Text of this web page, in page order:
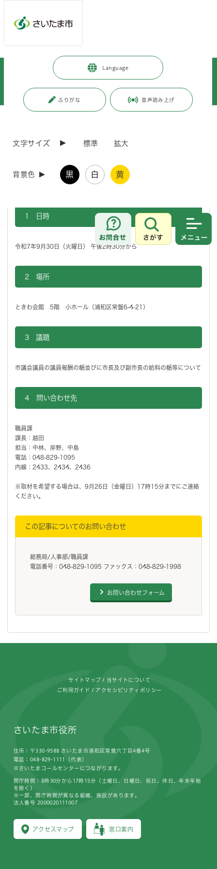
Language
ふりがな 音声読み上げ
文字サイズ 標準 拡大
背景色 黒 白 黄
お問合せ
さがす
市政情報 広報・報道 > 記者への情報提供
>
会」を開催します
（令和7年9月25日発表）「令和7年度第1回さいた
さいたま市では、特別職の給料の額等について審議するため、令和7年
度第1回さいたま市特別職報酬等審議会を開催します。
1 日時
令和7年9月30日（火曜日） 午後2時30分から
2 場所
ときわ会館 5階 小ホール（浦和区常盤6-4-21）
3 議題
市議会議員の議員報酬の額並びに市長及び副市長の給料の額等について
4 問い合わせ先
職員課
課長：越田
担当：中林、岸野、中島
電話：048-829-1095
内線：2433、2434、2436
※取材を希望する場合は、9月26日（金曜日）17時15分までにご連絡
ください。
この記事についてのお問い合わせ
総務局/人事部/職員課
電話番号：048-829-1095 ファックス：048-829-1998
お問い合わせフォーム
サイトマップ 当サイトについて
ご利用ガイド アクセシビリティポリシー
さいたま市役所
住所：〒330-9588 さいたま市浦和区常盤六丁目4番4号
電話：048-829-1111（代表）
※さいたまコールセンターにつながります。
アクセスマップ 窓口案内
開庁時間：8時30分から17時15分（土曜日、日曜日、祝日、休日、年末年始
を除く）
※一部、開庁時間が異なる組織、施設があります。
法人番号 2000020111007